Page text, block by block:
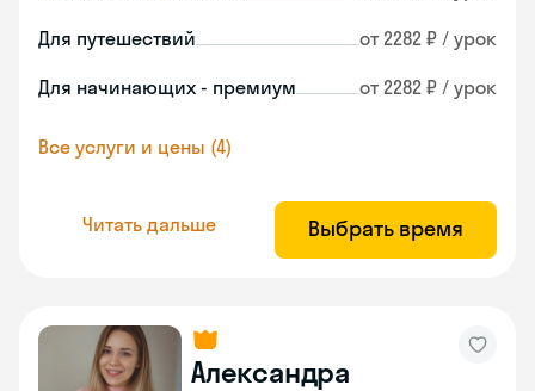
Для путешествий от 2282 ₽ / урок
Для начинающих - премиум от 2282 ₽ / урок
Все услуги и цены (4)
Читать дальше Выбрать время
Александра